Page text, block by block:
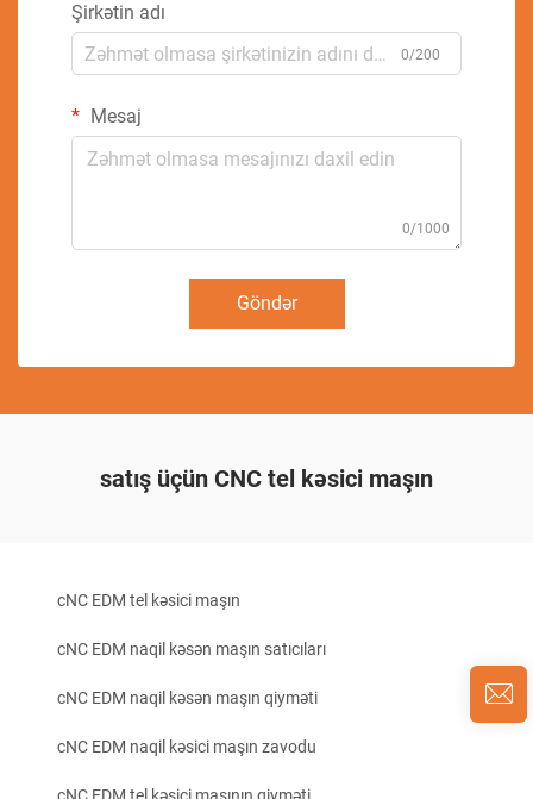
Şirkətin adı
0/200
Mesaj
0/1000
Göndər
satış üçün CNC tel kəsici maşın
cNC EDM tel kəsici maşın
cNC EDM naqil kəsən maşın satıcıları
cNC EDM naqil kəsən maşın qiyməti
cNC EDM naqil kəsici maşın zavodu